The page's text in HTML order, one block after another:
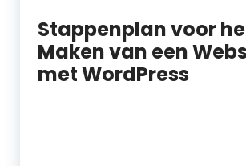
Stappenplan voor
Maken van een
met WordPress